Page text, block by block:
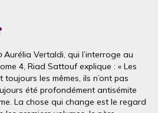
Aurélia Vertaldi, qui l’interroge au
4, Riad Sattouf explique : « Les
les mêmes, ils n’ont pas
été profondément antisémite
La chose qui change est le regard